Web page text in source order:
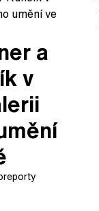
a
v